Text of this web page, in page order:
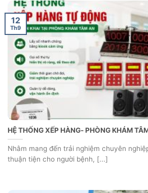
HỆ THỐNG XẾP HÀNG- PHÒNG KHÁM
Nhằm mang đến trải nghiệm chuyên
thuận tiện cho người bệnh, [...]
12
Th9